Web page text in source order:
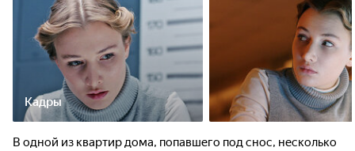
Кадры
В одной из квартир дома, попавшего под снос, несколько